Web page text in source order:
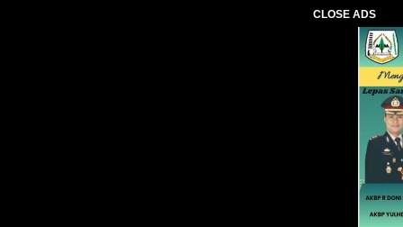
CLOSE ADS